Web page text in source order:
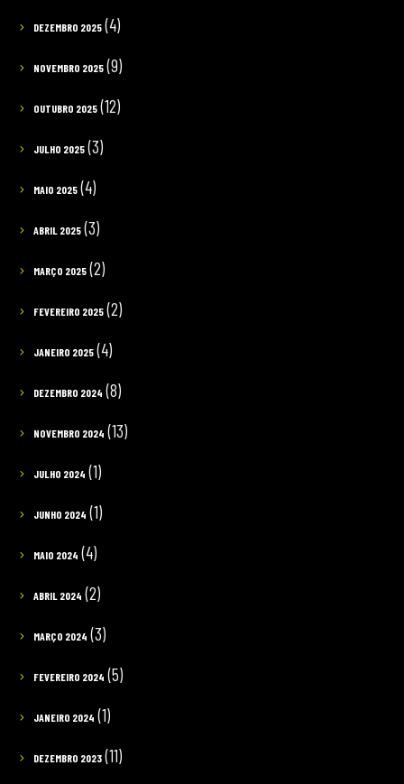
DEZEMBRO 2025(4)
NOVEMBRO 2025(9)
OUTUBRO 2025(12)
JULHO 2025(3)
MAIO 2025(4)
ABRIL 2025(3)
MARÇO 2025(2)
FEVEREIRO 2025(2)
JANEIRO 2025(4)
DEZEMBRO 2024 (8)
NOVEMBRO 2024 (13)
JULHO 2024 (1)
JUNHO 2024 (1)
MAIO 2024 (4)
ABRIL 2024 (2)
MARÇO 2024 (3)
FEVEREIRO 2024 (5)
JANEIRO 2024 (1)
DEZEMBRO 2023(11)